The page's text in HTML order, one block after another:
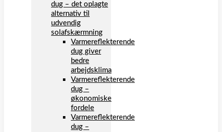
dug – det oplagte
alternativ til
udvendig
solafskærmning
Varmereflekterende
dug giver
bedre
arbejdsklima
Varmereflekterende
dug –
økonomiske
fordele
Varmereflekterende
dug –